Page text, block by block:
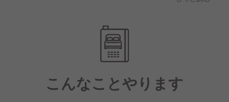
また、当ホテルからさいたまスーパーアリーナまでも
施設が近くにある上、周辺施設への出張パーティも承
っております。こんなことやります